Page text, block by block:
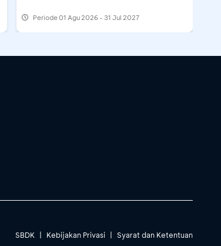
Periode01 Agu 2026 - 31 Jul 2027
SBDK | Kebijakan Privasi | Syarat dan Ketentuan